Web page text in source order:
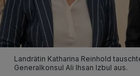
Landrätin Katharina Reinhold
Generalkonsul Ali Ihsan Izbul aus.